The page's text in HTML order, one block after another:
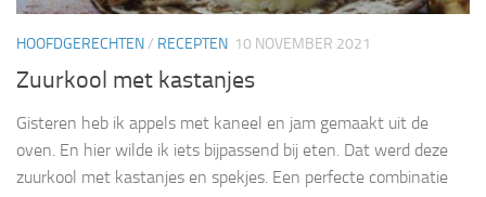
HOOFDGERECHTEN/ RECEPTEN 10 NOVEMBER 2021
Zuurkool met kastanjes
Gisteren heb ik appels met kaneel en jam gemaakt uit de
oven. En hier wilde ik iets bijpassend bij eten. Dat werd deze
zuurkool met kastanjes en spekjes. Een perfecte combinatie